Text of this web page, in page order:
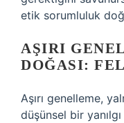
etik sorumluluk
AŞIRI
DOĞASI:
Aşırı genelleme,
düşünsel bir